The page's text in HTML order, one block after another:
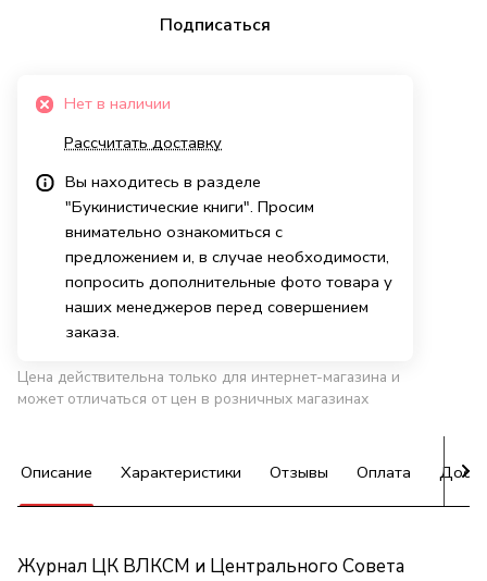
Подписаться
Нет в наличии
Рассчитать доставку
Вы находитесь в разделе
"Букинистические книги". Просим
внимательно ознакомиться с
предложением и, в случае необходимости,
попросить дополнительные фото товара у
наших менеджеров перед совершением
заказа.
Цена действительна только для интернет-магазина и
может отличаться от цен в розничных магазинах
Описание Характеристики Отзывы Оплата
Журнал ЦК ВЛКСМ и Центрального Совета